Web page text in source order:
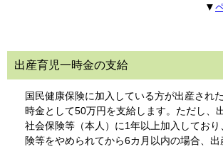
▼
出産育児一時金の支給
国民健康保険に加入している方が出産され
時金として50万円を支給します。ただし、
社会保険等（本人）に1年以上加入してお
険等をやめられてから6カ月以内の場合、出